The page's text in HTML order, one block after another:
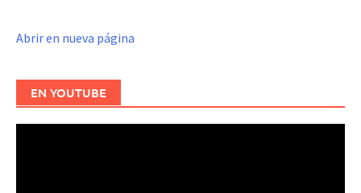
Abrir en nueva página
EN YOUTUBE